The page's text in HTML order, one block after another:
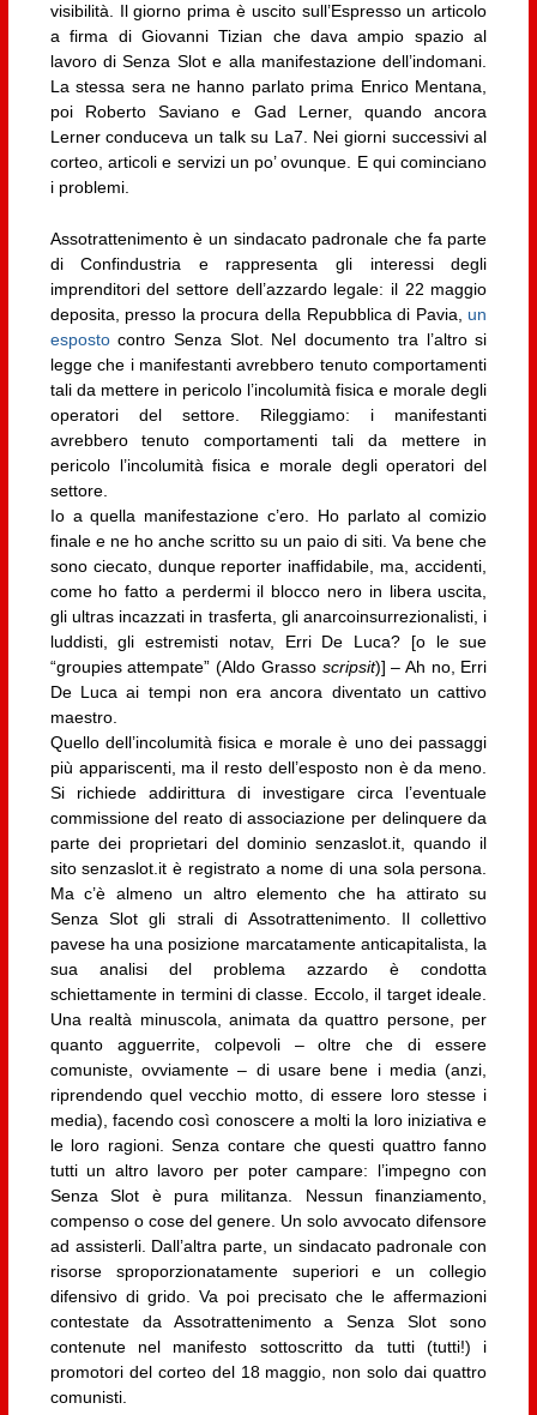
visibilità. Il giorno prima è uscito sull’Espresso un articolo
a firma di Giovanni Tizian che dava ampio spazio al
lavoro di Senza Slot e alla manifestazione dell’indomani.
La stessa sera ne hanno parlato prima Enrico Mentana,
poi Roberto Saviano e Gad Lerner, quando ancora
Lerner conduceva un talk su La7. Nei giorni successivi al
corteo, articoli e servizi un po’ ovunque. E qui cominciano
i problemi.
Assotrattenimento è un sindacato padronale che fa parte
di Confindustria e rappresenta gli interessi degli
imprenditori del settore dell’azzardo legale: il 22 maggio
deposita, presso la procura della Repubblica di Pavia, un
espostocontro Senza Slot. Nel documento tra l’altro si
legge che i manifestanti avrebbero tenuto comportamenti
tali da mettere in pericolo l’incolumità fisica e morale degli
operatori del settore. Rileggiamo: i manifestanti
avrebbero tenuto comportamenti tali da mettere in
pericolo l’incolumità fisica e morale degli operatori del
settore.
Io a quella manifestazione c’ero. Ho parlato al comizio
finale e ne ho anche scritto su un paio di siti. Va bene che
sono ciecato, dunque reporter inaffidabile, ma, accidenti,
come ho fatto a perdermi il blocco nero in libera uscita,
gli ultras incazzati in trasferta, gli anarcoinsurrezionalisti, i
luddisti, gli estremisti notav, Erri De Luca? [o le sue
“groupies attempate” (Aldo Grasso scripsit)] – Ah no, Erri
De Luca ai tempi non era ancora diventato un cattivo
maestro.
Quello dell’incolumità fisica e morale è uno dei passaggi
più appariscenti, ma il resto dell’esposto non è da meno.
Si richiede addirittura di investigare circa l’eventuale
commissione del reato di associazione per delinquere da
parte dei proprietari del dominio senzaslot.it, quando il
sito senzaslot.it è registrato a nome di una sola persona.
Ma c’è almeno un altro elemento che ha attirato su
Senza Slot gli strali di Assotrattenimento. Il collettivo
pavese ha una posizione marcatamente anticapitalista, la
sua analisi del problema azzardo è condotta
schiettamente in termini di classe. Eccolo, il target ideale.
Una realtà minuscola, animata da quattro persone, per
quanto agguerrite, colpevoli – oltre che di essere
comuniste, ovviamente – di usare bene i media (anzi,
riprendendo quel vecchio motto, di essere loro stesse i
media), facendo così conoscere a molti la loro iniziativa e
le loro ragioni. Senza contare che questi quattro fanno
tutti un altro lavoro per poter campare: l’impegno con
Senza Slot è pura militanza. Nessun finanziamento,
compenso o cose del genere. Un solo avvocato difensore
ad assisterli. Dall’altra parte, un sindacato padronale con
risorse sproporzionatamente superiori e un collegio
difensivo di grido. Va poi precisato che le affermazioni
contestate da Assotrattenimento a Senza Slot sono
contenute nel manifesto sottoscritto da tutti (tutti!) i
promotori del corteo del 18 maggio, non solo dai quattro
comunisti.